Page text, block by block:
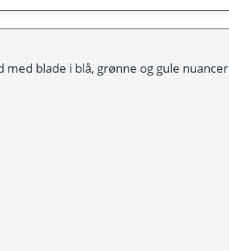
blade i blå, grønne og gule nuancer